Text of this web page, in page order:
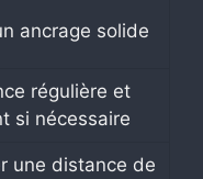
ancrage solide
régulière et
si nécessaire
une distance de